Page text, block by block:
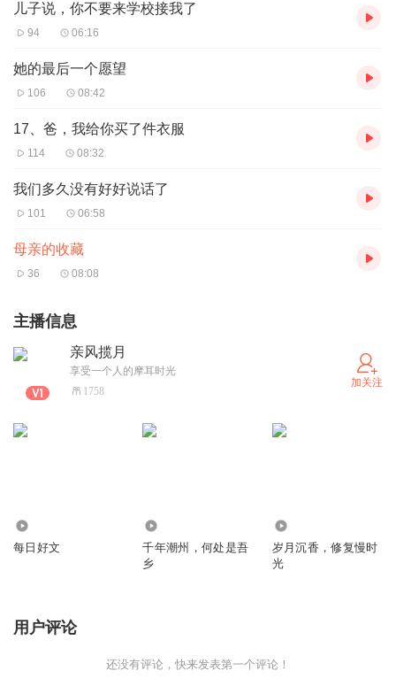
儿子说，你不要来学校接我了
94 06:16
她的最后一个愿望
106 08:42
17、爸，我给你买了件衣服
114 08:32
我们多久没有好好说话了
101 06:58
母亲的收藏
36 08:08
主播信息
亲风揽月
享受一个人的摩耳时光
1758
加关注
每日好文
千年潮州，何处是吾
乡
岁月沉香，修复慢时
光
用户评论
还没有评论，快来发表第一个评论！